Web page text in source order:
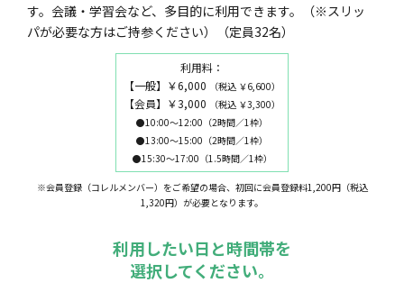
す。会議・学習会など、多目的に利用できます。（※スリッ
パが必要な方はご持参ください）（定員32名）
利用料：
【一般】￥6,000
（税込 ￥6,600）
【会員】￥3,000
（税込 ￥3,300）
●10:00～12:00（2時間／1枠）
●13:00～15:00（2時間／1枠）
●15:30～17:00（1.5時間／1枠）
※会員登録（コレルメンバー）をご希望の場合、初回に会員登録料1,200円（税込
1,320円）が必要となります。
利用したい日と時間帯を
選択してください。